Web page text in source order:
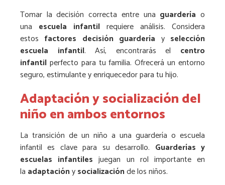
Tomar la decisión correcta entre una guardería o
una escuela infantil requiere análisis. Considera
estos factores decisión guardería y selección
escuela infantil. Así, encontrarás el centro
infantil perfecto para tu familia. Ofrecerá un entorno
seguro, estimulante y enriquecedor para tu hijo.
Adaptación y socialización del
niño en ambos entornos
La transición de un niño a una guardería o escuela
infantil es clave para su desarrollo. Guarderías y
escuelas infantiles juegan un rol importante en
la adaptaciónysocializaciónde los niños.